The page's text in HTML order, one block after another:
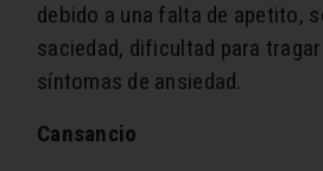
debido a una falta de apetito,
saciedad, dificultad para
síntomas de ansiedad.
Cansancio